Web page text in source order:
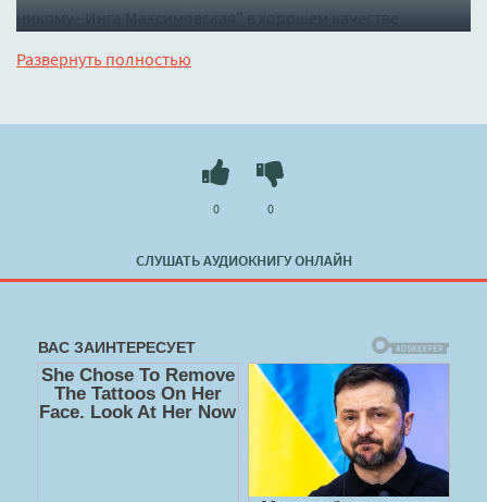
никому - Инга Максимовская" в хорошем качестве
booksaudio-online.com
Развернуть полностью
СЛУШАТЬ АУДИОКНИГУ ОНЛАЙН
0 0